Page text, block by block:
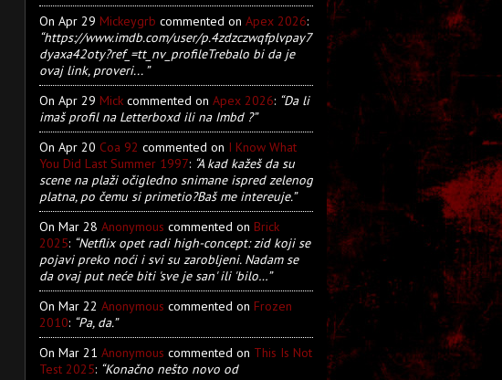
On Apr 29 Mickeygrb commented on Apex 2026:
“https://www.imdb.com/user/p.4zdzczwqfplvpay7
dyaxa42oty?ref_=tt_nv_profileTrebalo bi da je
ovaj link, proveri... ”
On Apr 29 Mick commented on Apex 2026: “Da li
imaš profil na Letterboxd ili na Imbd ?”
On Apr 20 Coa 92 commented on I Know What
You Did Last Summer 1997: “A kad kažeš da su
scene na plaži očigledno snimane ispred zelenog
platna, po čemu si primetio?Baš me intereuje.”
On Mar 28 Anonymous commented on Brick
2025: “Netflix opet radi high-concept: zid koji se
pojavi preko noći i svi su zarobljeni. Nadam se
da ovaj put neće biti 'sve je san' ili 'bilo…”
On Mar 22 Anonymous commented on Frozen
2010: “Pa, da.”
On Mar 21 Anonymous commented on This Is Not
Test 2025: “Konačno nešto novo od